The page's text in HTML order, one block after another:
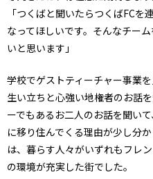
「つくばと聞いたらつくばFC
なってほしいです。そんなチー
いと思います」
学校でゲストティーチャー事業
生い立ちと心強い地権者のお話
ーでもあるお二人のお話を聞い
に移り住んでくる理由が少し分
は、暮らす人々がいずれもフレ
の環境が充実した街でした。